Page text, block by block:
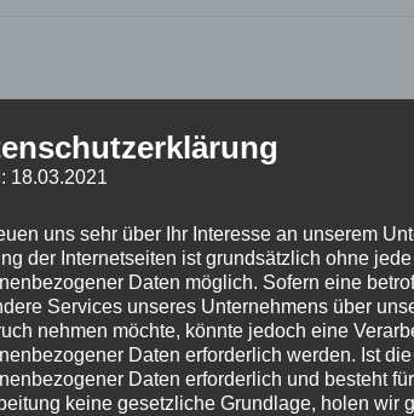
18.03.2021
uns sehr über Ihr Interesse an unserem
der Internetseiten ist grundsätzlich ohne
Daten möglich. Sofern eine
Services unseres Unternehmens über
nehmen möchte, könnte jedoch eine
Daten erforderlich werden. Ist
Daten erforderlich und besteht
keine gesetzliche Grundlage, holen wir